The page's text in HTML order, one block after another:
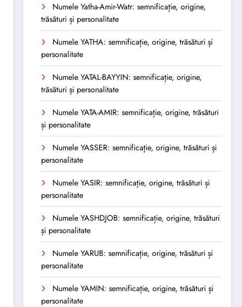
Numele Yatha-Amir-Watr: semnificație, origine,
trăsături și personalitate
Numele YATHA: semnificație, origine, trăsături și
personalitate
Numele YATAL-BAYYIN: semnificație, origine,
trăsături și personalitate
Numele YATA-AMIR: semnificație, origine, trăsături
și personalitate
Numele YASSER: semnificație, origine, trăsături și
personalitate
Numele YASIR: semnificație, origine, trăsături și
personalitate
Numele YASHDJOB: semnificație, origine, trăsături
și personalitate
Numele YARUB: semnificație, origine, trăsături și
personalitate
Numele YAMIN: semnificație, origine, trăsături și
personalitate